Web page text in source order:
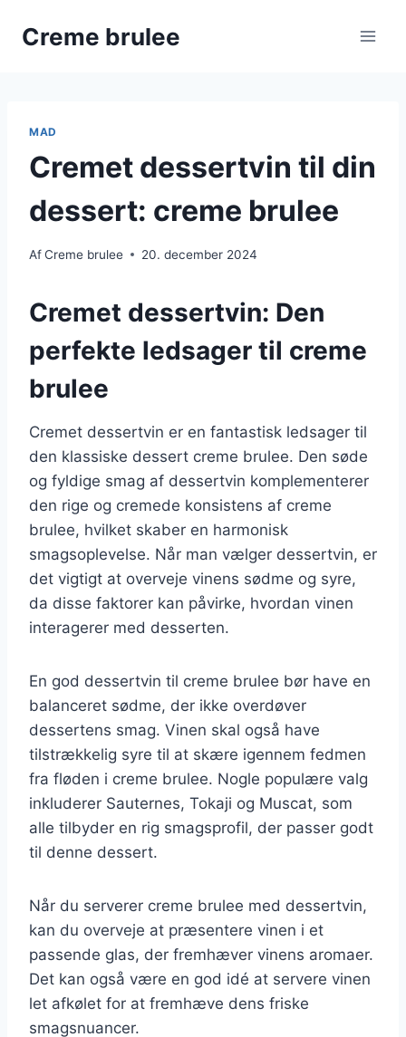
Creme brulee
MAD
Cremet dessertvin til din
dessert: creme brulee
AfCreme brulee 20. december 2024
Cremet dessertvin: Den
perfekte ledsager til creme
brulee
Cremet dessertvin er en fantastisk ledsager til
den klassiske dessert creme brulee. Den søde
og fyldige smag af dessertvin komplementerer
den rige og cremede konsistens af creme
brulee, hvilket skaber en harmonisk
smagsoplevelse. Når man vælger dessertvin, er
det vigtigt at overveje vinens sødme og syre,
da disse faktorer kan påvirke, hvordan vinen
interagerer med desserten.
En god dessertvin til creme brulee bør have en
balanceret sødme, der ikke overdøver
dessertens smag. Vinen skal også have
tilstrækkelig syre til at skære igennem fedmen
fra fløden i creme brulee. Nogle populære valg
inkluderer Sauternes, Tokaji og Muscat, som
alle tilbyder en rig smagsprofil, der passer godt
til denne dessert.
Når du serverer creme brulee med dessertvin,
kan du overveje at præsentere vinen i et
passende glas, der fremhæver vinens aromaer.
Det kan også være en god idé at servere vinen
let afkølet for at fremhæve dens friske
smagsnuancer.